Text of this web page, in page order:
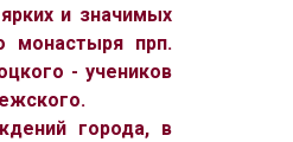
и значимых
монастыря прп.
- учеников
города, в